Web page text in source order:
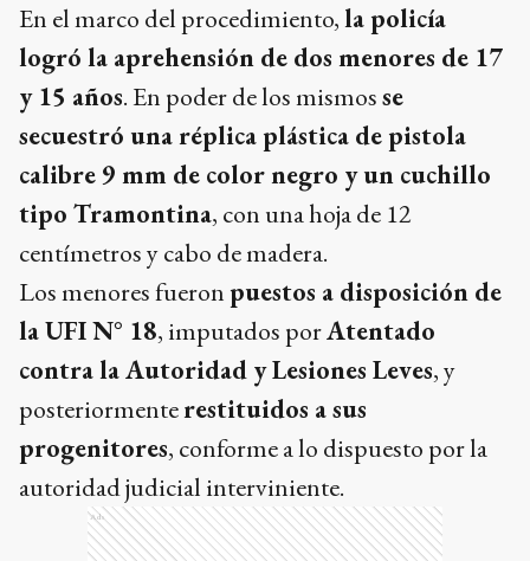
En el marco del procedimiento,la policía
logró la aprehensión de dos menores de 17
y 15 años. En poder de los mismosse
secuestró una réplica plástica de pistola
calibre 9 mm de color negro y un cuchillo
tipo Tramontina, con una hoja de 12
centímetros y cabo de madera.
Los menores fueron puestos a disposición de
la UFI N° 18, imputados porAtentado
contra la Autoridad y Lesiones Leves, y
posteriormenterestituidos a sus
progenitores, conforme a lo dispuesto por la
autoridad judicial interviniente.
Ads